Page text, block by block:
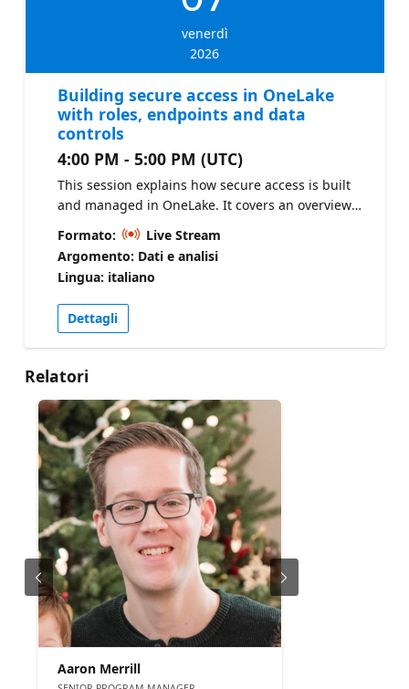
venerdì
2026
Building secure access in OneLake
with roles, endpoints and data
controls
4:00 PM - 5:00 PM (UTC)
This session explains how secure access is built
and managed in OneLake. It covers an overview
of OneLake security, the data access control
model, creating and managing roles, SQL
analytics endpoint security, and granular controls
for tables, folders, columns, and rows. The goal is
to give attendees a clear understanding of how
these settings fit together so they can configure
access more confidently and avoid common
issues when securing data in Fabric.
Formato:
Live Stream
Argomento: Dati e analisi
Lingua: italiano
Dettagli
Relatori
Aaron Merrill